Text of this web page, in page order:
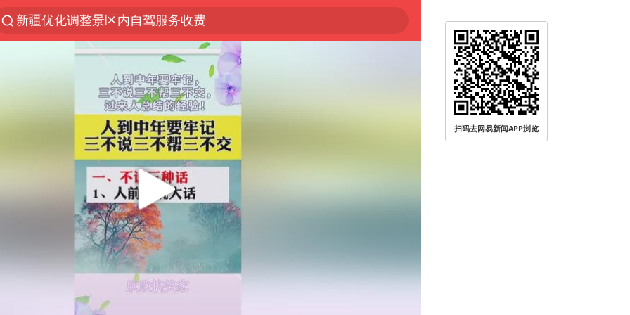
新疆优化调整景区内自驾服务收费
解锁各地夏日限定体验
男童模仿奥特曼从高处跳下致骨折
河南潜逃10日重大刑案嫌疑人落网
西湖突现狂风暴雨 游客瞬间被浇透
金饰克价一夜涨回1300元
视频丨中国东方电气集团原党组副书记、董事宋致远被查
梁家辉：到内地拍戏不是北上是回归
白海豚将正面袭击贯穿浙江
酒店回应车内过夜被收150元
扫码去网易新闻APP浏览